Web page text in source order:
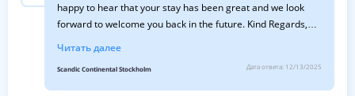
happy to hear that your stay has been great and we look
forward to welcome you back in the future. Kind Regards,
Читать далее
Scandic Continental Stockholm Дата ответа: 12/13/2025